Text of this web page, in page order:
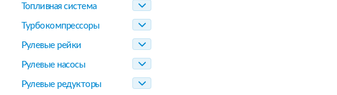
Топливная система
Турбокомпрессоры
Рулевые рейки
Рулевые насосы
Рулевые редукторы